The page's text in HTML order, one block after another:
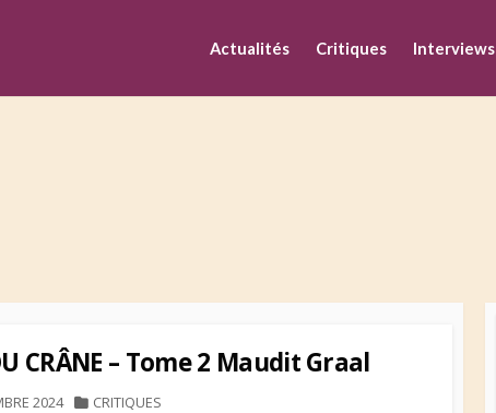
Actualités Critiques Interviews
CRÂNE – Tome 2 Maudit Graal
2024 CATEGORIES
CRITIQUES